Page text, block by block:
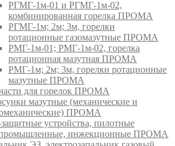
РГМГ-1м-01 и РГМГ-1м-02,
комбинированная горелка ПРОМА
РГМГ-1м; 2м; 3м, горелки
ротационные газомазутные ПРОМА
РМГ-1м-01; РМГ-1м-02, горелка
ротационная мазутная ПРОМА
РМГ-1м; 2м; 3м, горелки ротационные
мазутные ПРОМА
для горелок ПРОМА
мазутные (механические и
ПРОМА
устройства, пилотные
промышленные, инжекционные ПРОМА